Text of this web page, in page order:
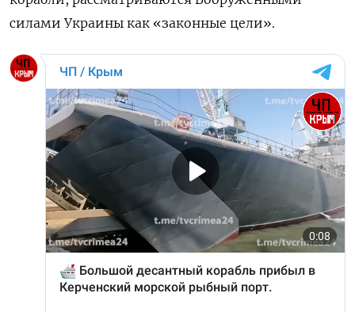
силами Украины как «законные цели».